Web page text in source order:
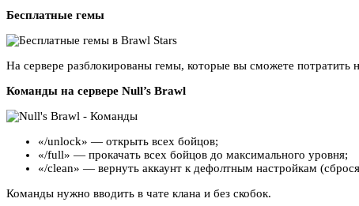
Бесплатные гемы
На сервере разблокированы гемы, которые вы сможете потратить
Команды на сервере Null’s Brawl
«/unlock» — открыть всех бойцов;
«/full» — прокачать всех бойцов до максимального уровня;
«/clean» — вернуть аккаунт к дефолтным настройкам
Команды нужно вводить в чате клана и без скобок.